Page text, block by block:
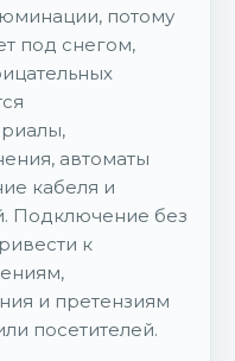
потому
под снегом,
автоматы
кабеля и
Подключение без
к
и претензиям
посетителей.